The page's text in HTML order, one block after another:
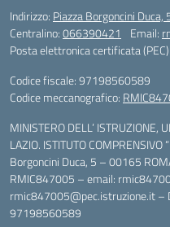
Indirizzo: Piazza Borgoncini
Centralino:066390421 Email:
Posta elettronica certificata (PEC):
Codice fiscale: 97198560589
Codice meccanografico:
MINISTERO DELL’ ISTRUZIONE,
LAZIO. ISTITUTO COMPRENSIVO
Borgoncini Duca, 5 – 00165
RMIC847005 – email:
rmic847005@pec.istruzione.it –
97198560589